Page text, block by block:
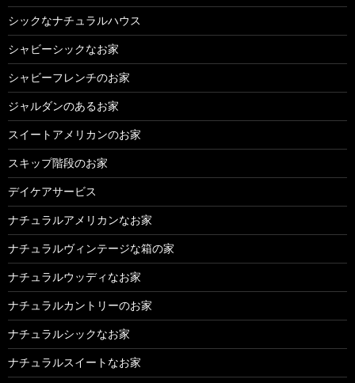
シックなナチュラルハウス
シャビーシックなお家
シャビーフレンチのお家
ジャルダンのあるお家
スイートアメリカンのお家
スキップ階段のお家
デイケアサービス
ナチュラルアメリカンなお家
ナチュラルヴィンテージな箱の家
ナチュラルウッディなお家
ナチュラルカントリーのお家
ナチュラルシックなお家
ナチュラルスイートなお家